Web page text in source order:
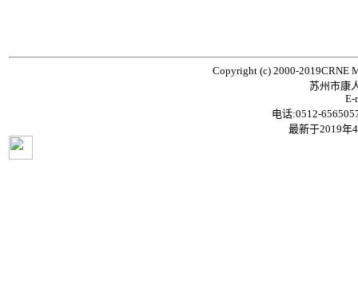
Copyright (c) 2000-2019CRNE
苏州市康
电话:0512-
最新于2019年